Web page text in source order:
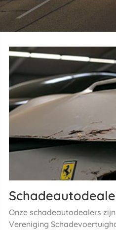
Onze schadeautodealers
Vereniging